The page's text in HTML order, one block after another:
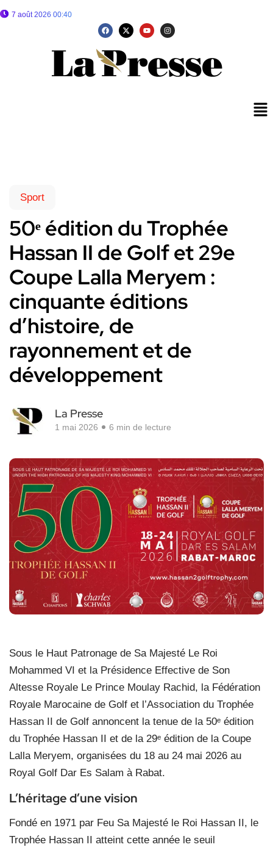
7 août 2026 00:40
Sport
50ᵉ édition du Trophée
Hassan II de Golf et 29e
Coupe Lalla Meryem :
cinquante éditions
d’histoire, de
rayonnement et de
développement
La Presse
1 mai 2026 6 min de lecture
Sous le Haut Patronage de Sa Majesté Le Roi
Mohammed VI et la Présidence Effective de Son
Altesse Royale Le Prince Moulay Rachid, la Fédération
Royale Marocaine de Golf et l’Association du Trophée
Hassan II de Golf annoncent la tenue de la 50ᵉ édition
du Trophée Hassan II et de la 29ᵉ édition de la Coupe
Lalla Meryem, organisées du 18 au 24 mai 2026 au
Royal Golf Dar Es Salam à Rabat.
L’héritage d’une vision
Fondé en 1971 par Feu Sa Majesté le Roi Hassan II, le
Trophée Hassan II atteint cette année le seuil